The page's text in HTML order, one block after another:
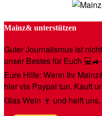
Mainz& unterstützen
Guter Journalismus ist
unser Bestes für Euch
Eure Hilfe: Wenn Ihr
hier via Paypal tun. Kauft
Glas Wein 🍷 und helft